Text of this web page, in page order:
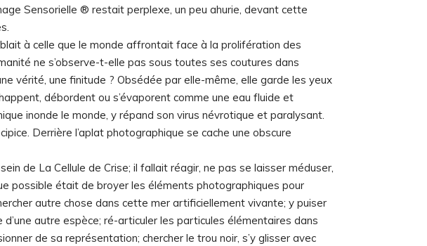
Sensorielle ® restait perplexe, un peu ahurie, devant cette
à celle que le monde affrontait face à la prolifération des
ne s’observe-t-elle pas sous toutes ses coutures dans
vérité, une finitude ? Obsédée par elle-même, elle garde les yeux
débordent ou s’évaporent comme une eau fluide et
inonde le monde, y répand son virus névrotique et paralysant.
Derrière l’aplat photographique se cache une obscure
de La Cellule de Crise; il fallait réagir, ne pas se laisser méduser,
possible était de broyer les éléments photographiques pour
autre chose dans cette mer artificiellement vivante; y puiser
autre espèce; ré-articuler les particules élémentaires dans
de sa représentation; chercher le trou noir, s’y glisser avec